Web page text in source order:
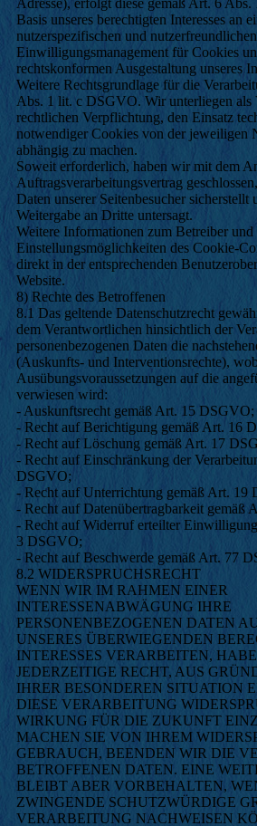
Adresse), erfolgt diese gemäß Art. 6
Basis unseres berechtigten Interesses an
nutzerspezifischen und nutzerfreundlichen
Einwilligungsmanagement für Cookies
rechtskonformen Ausgestaltung unseres
Weitere Rechtsgrundlage für die
Abs. 1 lit. c DSGVO. Wir unterliegen als
rechtlichen Verpflichtung, den Einsatz
notwendiger Cookies von der jeweiligen
abhängig zu machen.
Soweit erforderlich, haben wir mit dem
Auftragsverarbeitungsvertrag
Daten unserer Seitenbesucher sicherstellt
Weitergabe an Dritte untersagt.
Weitere Informationen zum Betreiber und
Einstellungsmöglichkeiten des Cookie-
direkt in der entsprechenden
Website.
8) Rechte des Betroffenen
8.1 Das geltende Datenschutzrecht
dem Verantwortlichen hinsichtlich der
personenbezogenen Daten die
(Auskunfts- und Interventionsrechte),
Ausübungsvoraussetzungen auf die
verwiesen wird:
- Auskunftsrecht gemäß Art. 15 DSGVO;
- Recht auf Berichtigung gemäß Art. 16
- Recht auf Löschung gemäß Art. 17
- Recht auf Einschränkung der
DSGVO;
- Recht auf Unterrichtung gemäß Art. 19
- Recht auf Datenübertragbarkeit gemäß
- Recht auf Widerruf erteilter
3 DSGVO;
- Recht auf Beschwerde gemäß Art. 77
8.2 WIDERSPRUCHSRECHT
WENN WIR IM RAHMEN EINER
INTERESSENABWÄGUNG IHRE
PERSONENBEZOGENEN DATEN
UNSERES ÜBERWIEGENDEN
INTERESSES VERARBEITEN,
JEDERZEITIGE RECHT, AUS
IHRER BESONDEREN SITUATION
DIESE VERARBEITUNG
WIRKUNG FÜR DIE ZUKUNFT
MACHEN SIE VON IHREM
GEBRAUCH, BEENDEN WIR DIE
BETROFFENEN DATEN. EINE
BLEIBT ABER VORBEHALTEN,
ZWINGENDE SCHUTZWÜRDIGE
VERARBEITUNG NACHWEISEN